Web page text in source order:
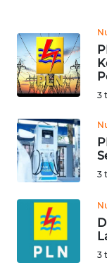
3
3
3
WN
TAPANULI
UTARA
SAMOSIR
WN
PADANG
WN
SUMEDANG